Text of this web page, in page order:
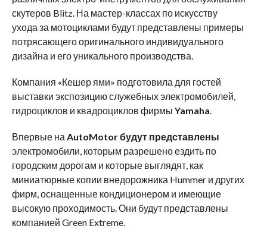
скутеров Blitz. На мастер-классах по искусству
ухода за мотоциклами будут представлены примеры
потрясающего оригинального индивидуального
дизайна и его уникального производства.
Компания «Кешер ями» подготовила для гостей
выставки экспозицию служебных электромобилей,
гидроциклов и квадроциклов фирмы Yamaha
Впервые на AutoMotorбудут представлены
электромобили, которым разрешено ездить по
городским дорогам и которые выглядят, как
миниатюрные копии внедорожника Hummer и других
фирм, оснащенные кондиционером и имеющие
высокую проходимость. Они будут представлены
компанией Green Extreme.